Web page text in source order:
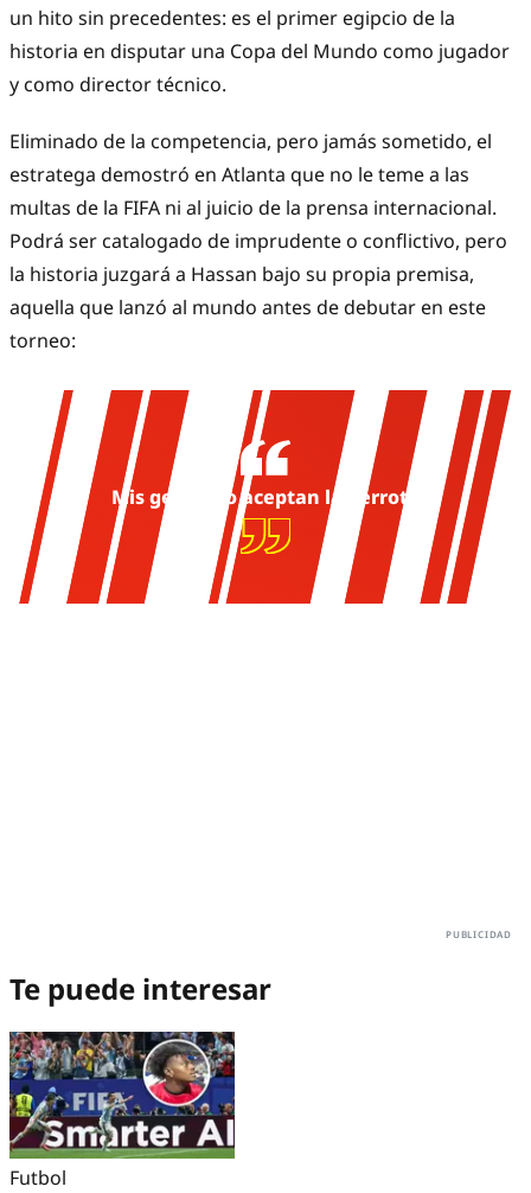
un hito sin precedentes: es el primer egipcio de la
historia en disputar una Copa del Mundo como jugador
y como director técnico.
Eliminado de la competencia, pero jamás sometido, el
estratega demostró en Atlanta que no le teme a las
multas de la FIFA ni al juicio de la prensa internacional.
Podrá ser catalogado de imprudente o conflictivo, pero
la historia juzgará a Hassan bajo su propia premisa,
aquella que lanzó al mundo antes de debutar en este
torneo:
Mis genes no aceptan la derrota
Te puede interesar
Futbol